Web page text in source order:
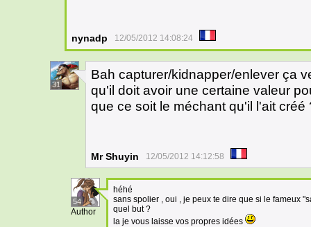
nynadp 12/05/2012 14:08:24
31
Bah capturer/kidnapper/enlever ça
qu'il doit avoir une certaine valeur
que ce soit le méchant qu'il l'ait créé
Mr Shuyin 12/05/2012 14:12:58
54
Author
héhé
sans spolier , oui , je peux te dire que si le fameux
quel but ?
la je vous laisse vos propres idées